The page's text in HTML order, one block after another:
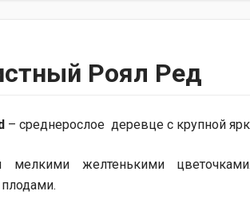
Роял Ред
– среднерослое деревце с крупной
желтенькими